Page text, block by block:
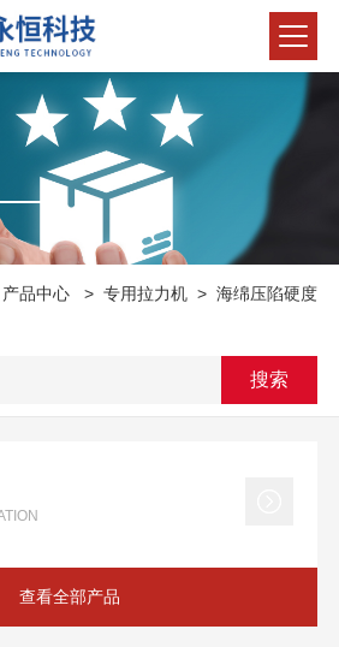
产品中心 > 专用拉力机> 海绵压陷硬度
查看全部产品